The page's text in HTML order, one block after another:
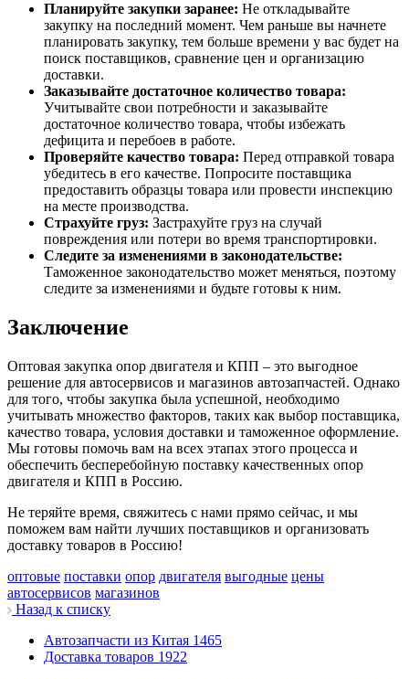
Планируйте закупки заранее: Не откладывайте
закупку на последний момент. Чем раньше вы начнете
планировать закупку, тем больше времени у вас будет на
поиск поставщиков, сравнение цен и организацию
доставки.
Заказывайте достаточное количество товара:
Учитывайте свои потребности и заказывайте
достаточное количество товара, чтобы избежать
дефицита и перебоев в работе.
Проверяйте качество товара: Перед отправкой товара
убедитесь в его качестве. Попросите поставщика
предоставить образцы товара или провести инспекцию
на месте производства.
Страхуйте груз: Застрахуйте груз на случай
повреждения или потери во время транспортировки.
Следите за изменениями в законодательстве:
Таможенное законодательство может меняться, поэтому
следите за изменениями и будьте готовы к ним.
Заключение
Оптовая закупка опор двигателя и КПП – это выгодное
решение для автосервисов и магазинов автозапчастей. Однако
для того, чтобы закупка была успешной, необходимо
учитывать множество факторов, таких как выбор поставщика,
качество товара, условия доставки и таможенное оформление.
Мы готовы помочь вам на всех этапах этого процесса и
обеспечить бесперебойную поставку качественных опор
двигателя и КПП в Россию.
Не теряйте время, свяжитесь с нами прямо сейчас, и мы
поможем вам найти лучших поставщиков и организовать
доставку товаров в Россию!
оптовые поставки опор двигателя выгодные цены
автосервисов магазинов
Назад к списку
Автозапчасти из Китая 1465
Доставка товаров 1922